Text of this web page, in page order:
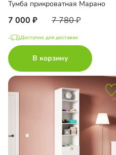
Тумба прикроватная Марано
7 000 7 780
Доступно для доставки
В корзину